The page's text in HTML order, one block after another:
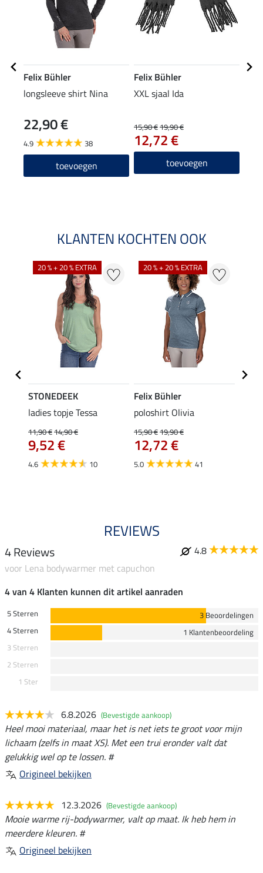
Felix Bühler
longsleeve shirt Nina
22,90 €
4.9 38
toevoegen
Felix Bühler
XXL sjaal Ida
15,90 €19,90 €
12,72 €
toevoegen
KLANTEN KOCHTEN OOK
20 % + 20 % EXTRA
STONEDEEK
ladies topje Tessa
11,90 €14,90 €
9,52 €
4.6 10
20 % + 20 % EXTRA
Felix Bühler
poloshirt Olivia
15,90 €19,90 €
12,72 €
5.0 41
REVIEWS
4 Reviews
4.8
voor Lena bodywarmer met capuchon
4 van 4 Klanten kunnen dit artikel aanraden
5 Sterren
3 Beoordelingen
4 Sterren
1 Klantenbeoordeling
3 Sterren
2 Sterren
1 Ster
6.8.2026 (Bevestigde aankoop)
Heel mooi materiaal, maar het is net iets te groot voor mijn
lichaam (zelfs in maat XS). Met een trui eronder valt dat
gelukkig wel op te lossen. #
Origineel bekijken
12.3.2026 (Bevestigde aankoop)
Mooie warme rij-bodywarmer, valt op maat. Ik heb hem in
meerdere kleuren. #
Origineel bekijken